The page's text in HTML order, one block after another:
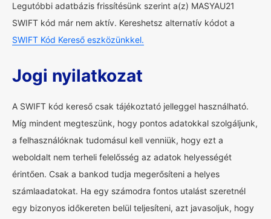
Legutóbbi adatbázis frissítésünk szerint a(z) MASYAU21
SWIFT kód már nem aktív. Kereshetsz alternatív kódot a
SWIFT Kód Kereső eszközünkkel.
Jogi nyilatkozat
A SWIFT kód kereső csak tájékoztató jelleggel használható.
Míg mindent megteszünk, hogy pontos adatokkal szolgáljunk,
a felhasználóknak tudomásul kell venniük, hogy ezt a
weboldalt nem terheli felelősség az adatok helyességét
érintően. Csak a bankod tudja megerősíteni a helyes
számlaadatokat. Ha egy számodra fontos utalást szeretnél
egy bizonyos időkereten belül teljesíteni, azt javasoljuk, hogy